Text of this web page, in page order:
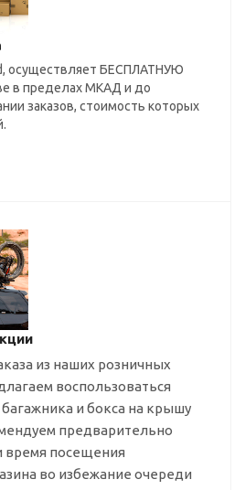
осуществляет БЕСПЛАТНУЮ
в пределах МКАД и до
заказов, стоимость которых
из наших розничных
воспользоваться
багажника и бокса на крышу
предварительно
время посещения
во избежание очереди